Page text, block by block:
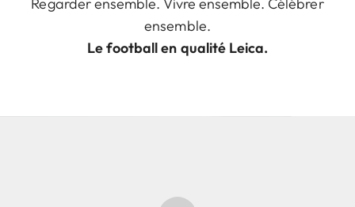
ensemble.
Le football en qualité Leica.